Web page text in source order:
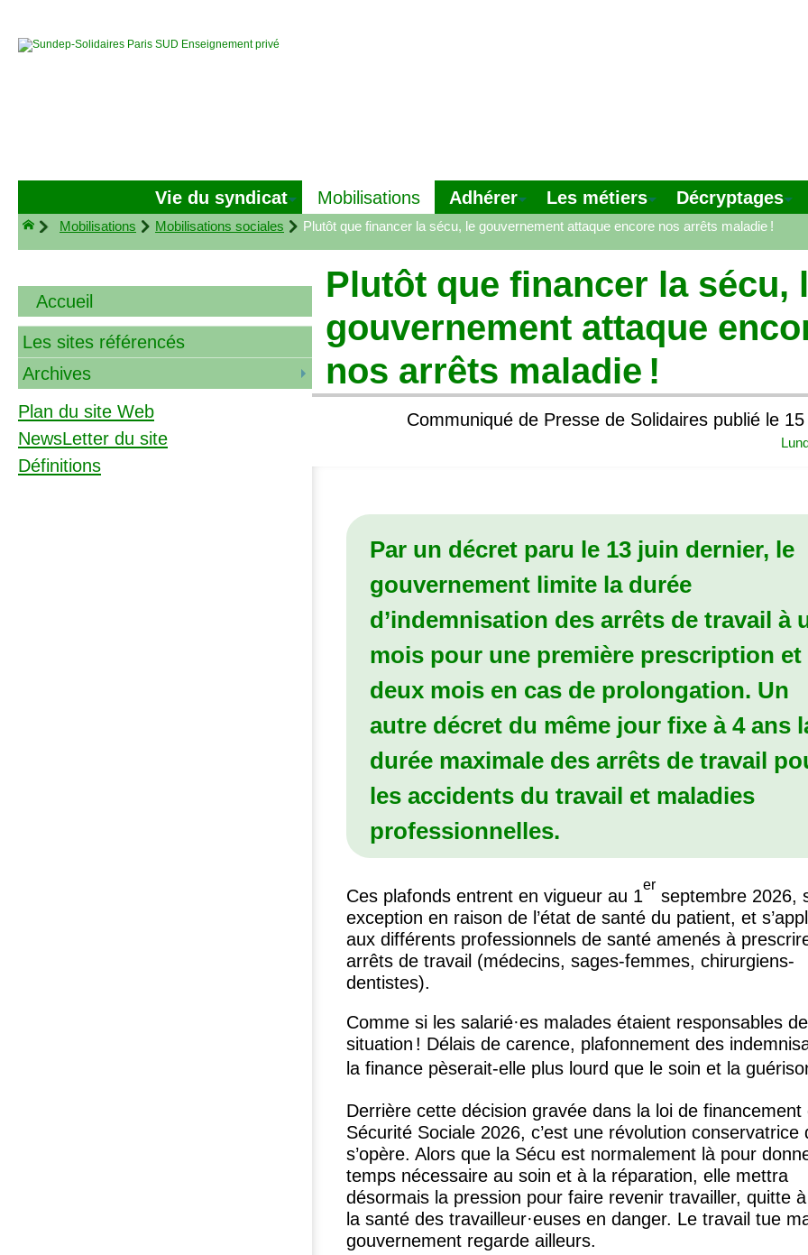
Vie du syndicat Mobilisations Adhérer Les métiers Décryptages
Mobilisations Mobilisations sociales Plutôt que financer la sécu, le gouvernement attaque encore nos arrêts maladie !
Plutôt que financer la sécu,
gouvernement attaque
nos arrêts maladie !
Communiqué de Presse de Solidaires publié le
Par un décret paru le 13 juin dernier, le
gouvernement limite la durée
d’indemnisation des arrêts de travail à
mois pour une première prescription et
deux mois en cas de prolongation. Un
autre décret du même jour fixe à 4 ans
durée maximale des arrêts de travail
les accidents du travail et maladies
professionnelles.
Ces plafonds entrent en vigueur au 1
er
septembre 2026,
exception en raison de l’état de santé du patient, et
aux différents professionnels de santé amenés à
arrêts de travail (médecins, sages-femmes, chirurgiens-
dentistes).
Comme si les salarié·es malades étaient responsables
situation ! Délais de carence, plafonnement des
la finance pèserait-elle plus lourd que le soin et la
Derrière cette décision gravée dans la loi de financement
Sécurité Sociale 2026, c’est une révolution conservatrice
s’opère. Alors que la Sécu est normalement là pour
temps nécessaire au soin et à la réparation, elle mettra
désormais la pression pour faire revenir travailler, quitte
la santé des travailleur·euses en danger. Le travail tue
gouvernement regarde ailleurs.
Accueil
Les sites référencés
Archives
Plan du site Web
NewsLetter du site
Définitions